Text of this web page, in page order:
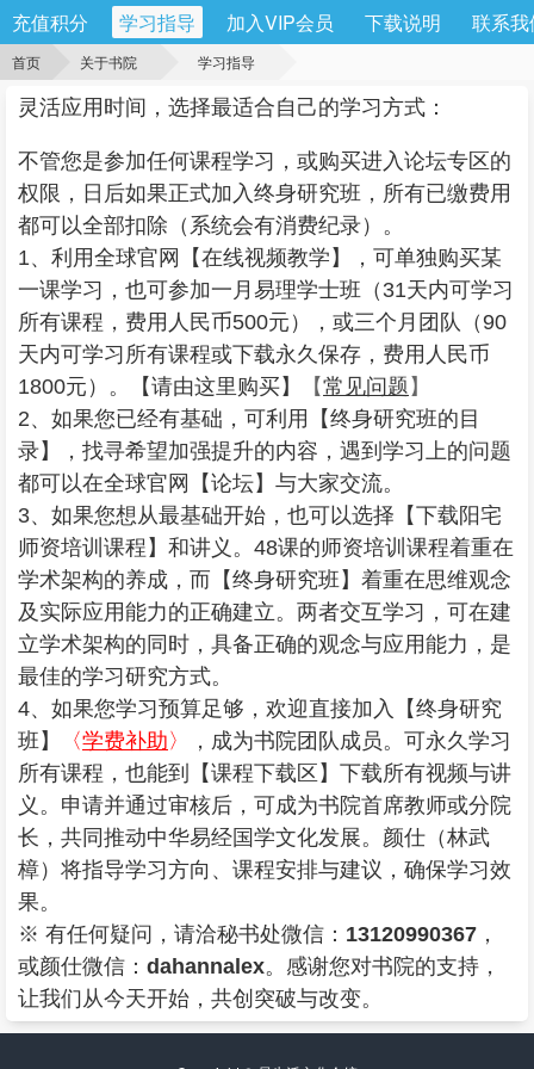
充值积分 学习指导 加入VIP会员 下载说明 联系我
首页 关于书院 学习指导
灵活应用时间，选择最适合自己的学习方式：
不管您是参加任何课程学习，或购买进入论坛专区的
权限，日后如果正式加入终身研究班，所有已缴费用
都可以全部扣除（系统会有消费纪录）。
1、利用全球官网【在线视频教学 】，可单独购买某
一课学习，也可参加一月易理学士班（31天内可学习
所有课程，费用人民币500元），或三个月团队（90
天内可学习所有课程或下载永久保存，费用人民币
1800元）。【请由这里购买】 【常见问题 】
2、如果您已经有基础，可利用【终身研究班的目
录】，找寻希望加强提升的内容，遇到学习上的问题
都可以在全球官网【论坛】与大家交流。
3、如果您想从最基础开始，也可以选择【下载阳宅
师资培训课程 】和讲义。48课的师资培训课程着重在
学术架构的养成，而【终身研究班】着重在思维观念
及实际应用能力的正确建立。两者交互学习，可在建
立学术架构的同时，具备正确的观念与应用能力，是
最佳的学习研究方式。
4、如果您学习预算足够，欢迎直接加入【终身研究
班】 〈学费补助 〉
，成为书院团队成员。可永久学习
所有课程，也能到【课程下载区 】下载所有视频与讲
义。申请并通过审核后，可成为书院首席教师或分院
长，共同推动中华易经国学文化发展。颜仕（林武
樟）将指导学习方向、课程安排与建议，确保学习效
果。
※ 有任何疑问，请洽秘书处微信： 13120990367 ，
或颜仕微信： dahannalex。感谢您对书院的支持，
让我们从今天开始，共创突破与改变。